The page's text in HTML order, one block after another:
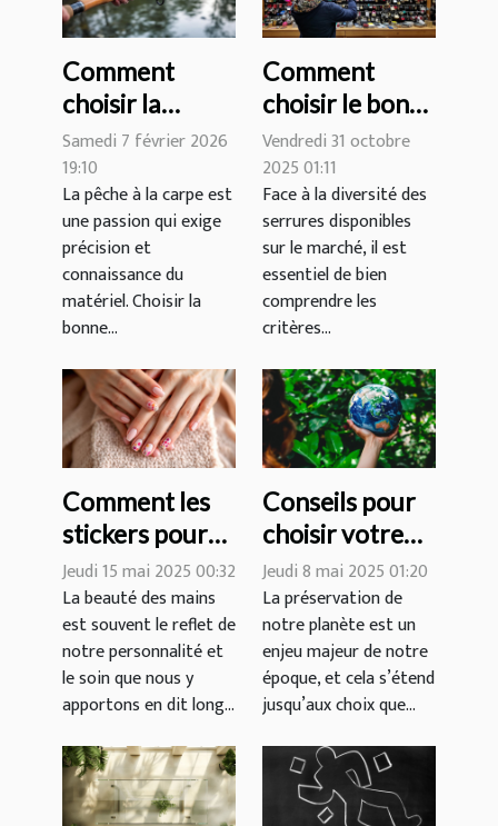
Comment
choisir la
longueur et la
puissance
idéales pour
votre canne à
carpe ?
Samedi 7 février 2026
19:10
La pêche à la carpe est
une passion qui exige
précision et
connaissance du
matériel. Choisir la
bonne...
Comment
choisir le bon
type de serrure
pour votre
domicile ?
Vendredi 31 octobre
2025 01:11
Face à la diversité des
serrures disponibles
sur le marché, il est
essentiel de bien
comprendre les
critères...
Comment les
stickers pour
ongles peuvent
transformer
votre routine
de beauté
Jeudi 15 mai 2025 00:32
La beauté des mains
est souvent le reflet de
notre personnalité et
le soin que nous y
apportons en dit long...
Conseils pour
choisir votre
prochaine
destination de
voyage éco-
responsable
Jeudi 8 mai 2025 01:20
La préservation de
notre planète est un
enjeu majeur de notre
époque, et cela s’étend
jusqu’aux choix que...